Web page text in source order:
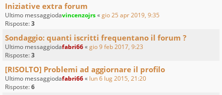
Iniziative extra forum
Ultimo messaggiodavincenzojrs«gio 25 apr 2019, 9:35
Risposte:3
Sondaggio: quanti iscritti frequentano il forum ?
Ultimo messaggiodafabri66«gio 9 feb 2017, 9:23
Risposte:3
[RISOLTO] Problemi ad aggiornare il profilo
Ultimo messaggiodafabri66« lun 6 lug 2015, 21:20
Risposte:6